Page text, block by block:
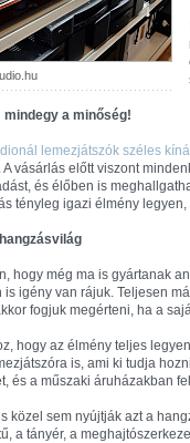
mindegy a minőség!
lemezjátszók széles
A vásárlás előtt viszont
és élőben is
tényleg igazi élmény
hogy még ma is gyártanak
igény van rájuk. Teljesen
fogjuk megérteni, ha a
hogy az élmény teljes
is, ami ki tudja
és a műszaki áruházakban
közel sem nyújtják azt a
a tányér, a